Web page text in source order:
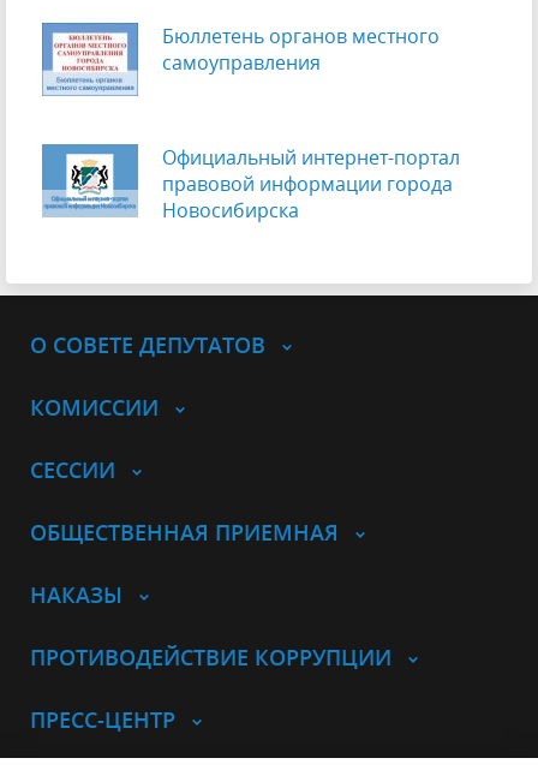
Бюллетень органов местного
самоуправления
Официальный интернет-портал
правовой информации города
Новосибирска
О СОВЕТЕ ДЕПУТАТОВ
КОМИССИИ
СЕССИИ
ОБЩЕСТВЕННАЯ ПРИЕМНАЯ
НАКАЗЫ
ПРОТИВОДЕЙСТВИЕ КОРРУПЦИИ
ПРЕСС-ЦЕНТР